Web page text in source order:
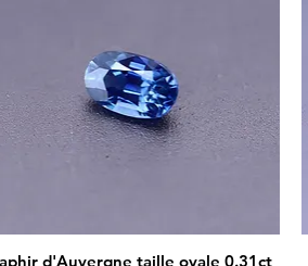
Aperçu rapide
d'Auvergne taille ovale 0.31ct